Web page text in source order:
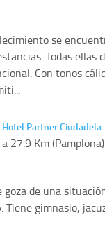
se
Todas ellas
Con tonos
Hotel Partner Ciudadela
a 27.9 Km (Pamplona)
de una
Tiene gimnasio,